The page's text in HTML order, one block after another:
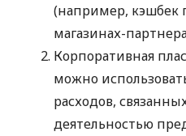
(например, кэшбек
магазинах-
Корпоративная
можно
расходов,
деятельностью